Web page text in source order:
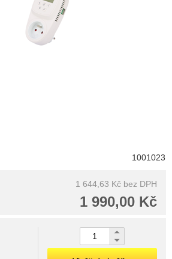
1001023
1 644,63 Kč bez DPH
1 990,00 Kč